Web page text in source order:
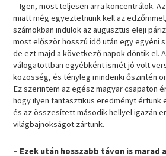
– Igen, most teljesen arra koncentrálok.
miatt még egyeztetnünk kell az
számokban indulok az augusztus eleji
most először hosszú idő után egy egyéni
de ezt majd a következő napok döntik el.
válogatottban egyébként ismét jó volt
közösség, és tényleg mindenki őszintén
Ez szerintem az egész magyar csapaton
hogy ilyen fantasztikus eredményt értünk
és az összesített második hellyel igazán
világbajnokságot zártunk.
– Ezek után hosszabb távon is marad